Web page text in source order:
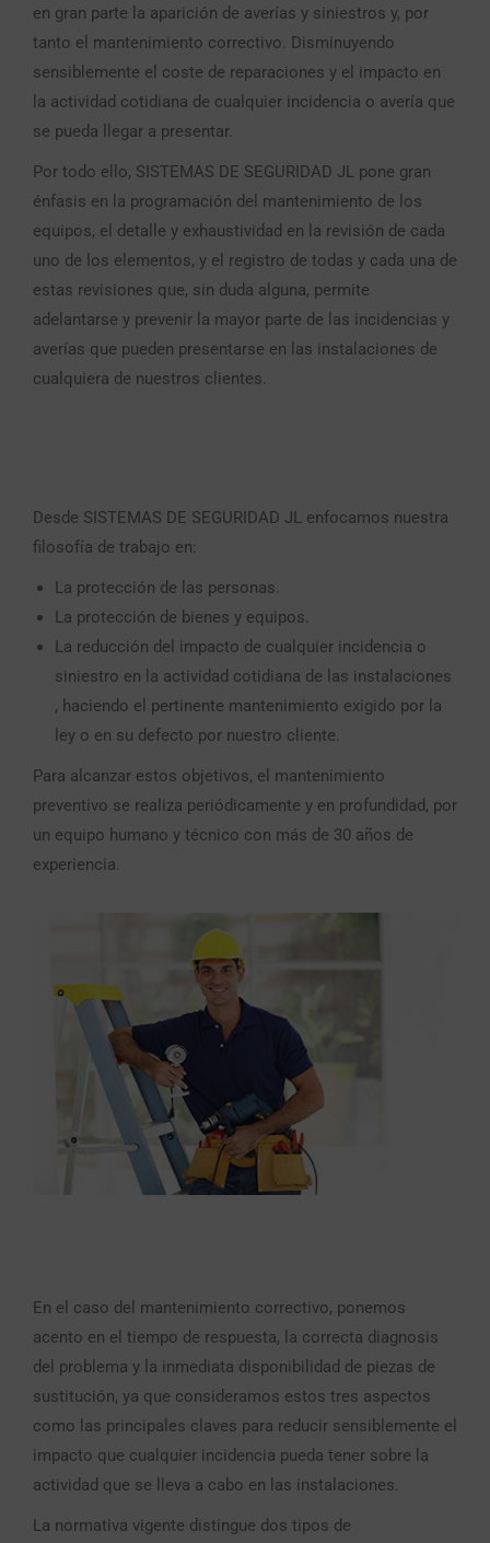
en gran parte la aparición de averías y siniestros y, por
tanto el mantenimiento correctivo. Disminuyendo
sensiblemente el coste de reparaciones y el impacto en
la actividad cotidiana de cualquier incidencia o avería que
se pueda llegar a presentar.
Por todo ello, SISTEMAS DE SEGURIDAD JL pone gran
énfasis en la programación del mantenimiento de los
equipos, el detalle y exhaustividad en la revisión de cada
uno de los elementos, y el registro de todas y cada una de
estas revisiones que, sin duda alguna, permite
adelantarse y prevenir la mayor parte de las incidencias y
averías que pueden presentarse en las instalaciones de
cualquiera de nuestros clientes.
Desde SISTEMAS DE SEGURIDAD JL enfocamos nuestra
filosofía de trabajo en:
La protección de las personas.
La protección de bienes y equipos.
La reducción del impacto de cualquier incidencia o
siniestro en la actividad cotidiana de las instalaciones
, haciendo el pertinente mantenimiento exigido por la
ley o en su defecto por nuestro cliente.
Para alcanzar estos objetivos, el mantenimiento
preventivo se realiza periódicamente y en profundidad, por
un equipo humano y técnico con más de 30 años de
experiencia.
En el caso del mantenimiento correctivo, ponemos
acento en el tiempo de respuesta, la correcta diagnosis
del problema y la inmediata disponibilidad de piezas de
sustitución, ya que consideramos estos tres aspectos
como las principales claves para reducir sensiblemente el
impacto que cualquier incidencia pueda tener sobre la
actividad que se lleva a cabo en las instalaciones.
La normativa vigente distingue dos tipos de